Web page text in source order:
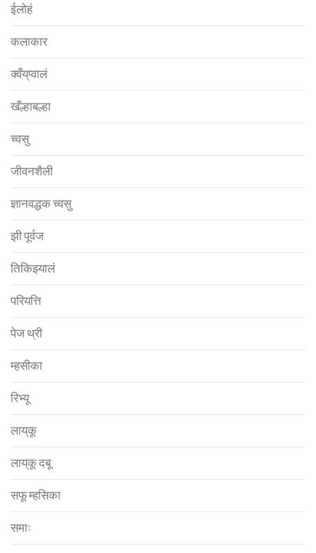
ईलोहं
कलाकार
क्वँय्‌प्वालं
खँल्हाबल्हा
च्वसु
जीवनशैली
ज्ञानवद्धक च्वसु
झी पूर्वज
तिकिझ्यालं
परियत्ति
पेज थ्री
म्हसीका
रिभ्यू
लाय्‌कू
लाय्‌कू दबू
सफू म्हसिका
समाः